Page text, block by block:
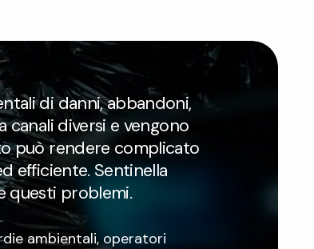
di danni, abbandoni,
canali diversi e vengono
può rendere complicato
efficiente. Sentinella
questi problemi.
ambientali, operatori